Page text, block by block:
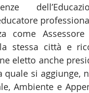
come
stessa città e
eletto anche
quale si aggiunge,
Ambiente e